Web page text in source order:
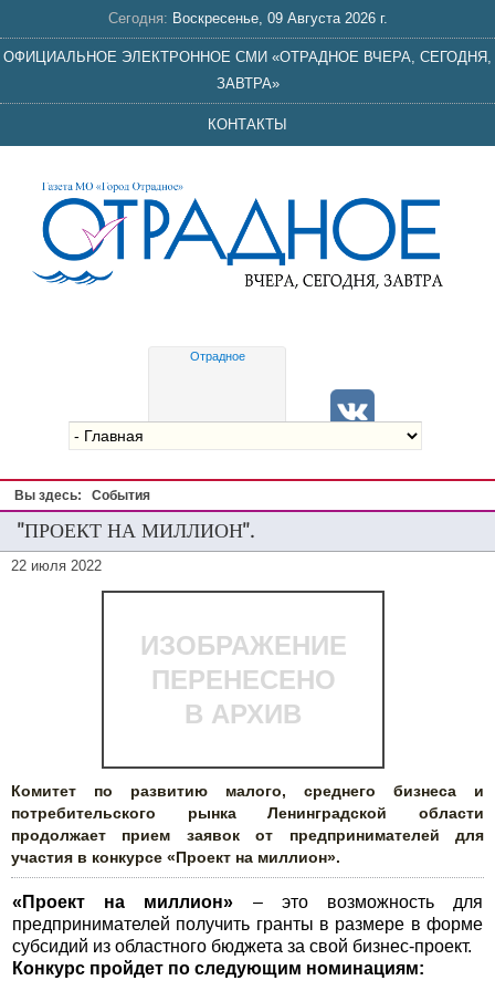
Сегодня: Воскресенье, 09 Августа 2026 г.
ОФИЦИАЛЬНОЕ ЭЛЕКТРОННОЕ СМИ «ОТРАДНОЕ ВЧЕРА, СЕГОДНЯ,
ЗАВТРА»
КОНТАКТЫ
Отрадное
Вы здесь: События
"ПРОЕКТ НА МИЛЛИОН".
22 июля 2022
ИЗОБРАЖЕНИЕ
ПЕРЕНЕСЕНО
В АРХИВ
Комитет по развитию малого, среднего бизнеса и
потребительского рынка Ленинградской области
продолжает прием заявок от предпринимателей для
участия в конкурсе «Проект на миллион».
«Проект на миллион» – это возможность для
предпринимателей получить гранты в размере в форме
субсидий из областного бюджета за свой бизнес-проект.
Конкурс пройдет по следующим номинациям: